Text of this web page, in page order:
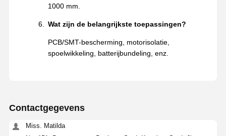
1000 mm.
Wat zijn de belangrijkste toepassingen?
PCB/SMT-bescherming, motorisolatie,
spoelwikkeling, batterijbundeling, enz.
Contactgegevens
Miss. Matilda